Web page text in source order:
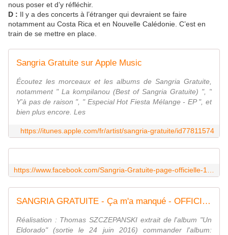
nous poser et d’y réfléchir.
D : Il y a des concerts à l’étranger qui devraient se faire
notamment au Costa Rica et en Nouvelle Calédonie. C’est en
train de se mettre en place.
Sangria Gratuite sur Apple Music
Écoutez les morceaux et les albums de Sangria Gratuite,
notamment " La kompilanou (Best of Sangria Gratuite) ", "
Y'à pas de raison ", " Especial Hot Fiesta Mélange - EP ", et
bien plus encore. Les
https://itunes.apple.com/fr/artist/sangria-gratuite/id77811574
SANGRIA GRATUITE - Ça m'a manqué - OFFICIEL (ultra HD)
Réalisation : Thomas SZCZEPANSKI extrait de l'album "Un
Eldorado" (sortie le 24 juin 2016) commander l'album: